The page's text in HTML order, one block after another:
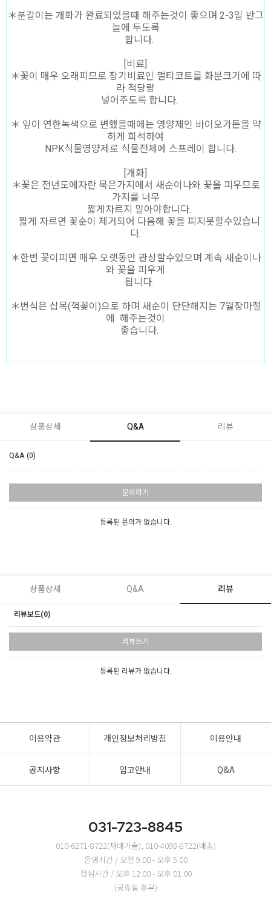
＊분갈이는 개화가 완료되었을때 해주는것이 좋으며 2-3일 반그
늘에 두도록
합니다.
[비료]
＊꽃이 매우 오래피므로 장기비료인 멀티코트를 화분크기에 따
라 적당량
넣어주도록 합니다.
＊ 잎이 연한녹색으로 변했을때에는 영양제인 바이오가든을 약
하게 희석하여
NPK식물영양제로 식물전체에 스프레이 합니다.
[개화]
＊꽃은 전년도에자란 묵은가지에서 새순이나와 꽃을 피우므로
가지를 너무
짧게자르지 말아야합니다.
짧게 자르면 꽃순이 제거되어 다음해 꽃을 피지못할수있습니
다.
＊한번 꽃이피면 매우 오랫동안 관상할수있으며 계속 새순이나
와 꽃을 피우게
됩니다.
＊번식은 삽목(꺽꽂이)으로 하며 새순이 단단해지는 7월장마철
에 해주는것이
좋습니다.
상품상세 Q&A 리뷰
Q&A (0)
문의하기
등록된 문의가 없습니다.
상품상세 Q&A 리뷰
리뷰보드(0)
리뷰쓰기
등록된 리뷰가 없습니다.
이용약관 개인정보처리방침 이용안내
공지사항 입고안내 Q&A
031-723-8845
010-6271-8722(재배기술), 010-4098-8722(배송)
운영시간 / 오전 9:00 - 오후 5:00
점심시간 / 오후 12:00 - 오후 01:00
(공휴일 휴무)